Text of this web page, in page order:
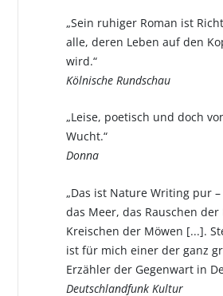
„Sein ruhiger Roman ist
alle, deren Leben auf den
wird.“
Kölnische Rundschau
„Leise, poetisch und doch
Wucht.“
Donna
„Das ist Nature Writing pur
das Meer, das Rauschen der
Kreischen der Möwen [...].
ist für mich einer der ganz
Erzähler der Gegenwart in
Deutschlandfunk Kultur